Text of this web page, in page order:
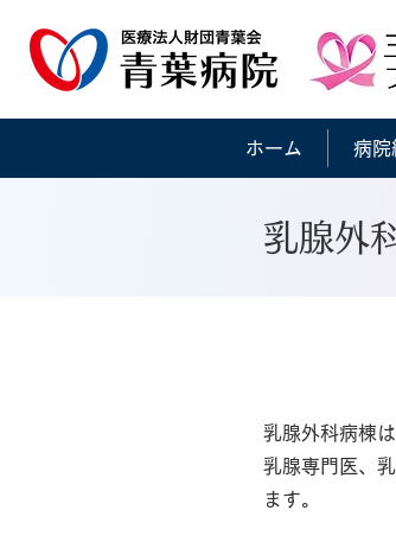
ホーム 病院
乳腺外
乳腺外科病棟
乳腺専門医、
ます。